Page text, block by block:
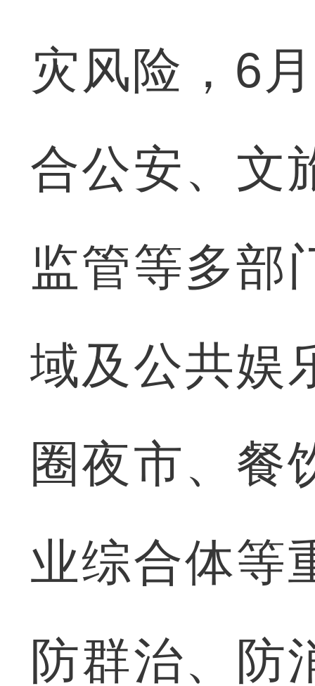
灾风险，6
合公安、文
监管等多部
域及公共娱
圈夜市、餐
业综合体等
防群治、防